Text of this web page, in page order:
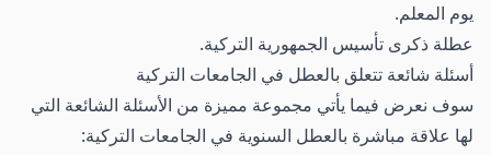
يوم المعلم.
عطلة ذكرى تأسيس الجمهورية التركية.
أسئلة شائعة تتعلق بالعطل في الجامعات التركية
سوف نعرض فيما يأتي مجموعة مميزة من الأسئلة الشائعة التي
لها علاقة مباشرة بالعطل السنوية في الجامعات التركية: